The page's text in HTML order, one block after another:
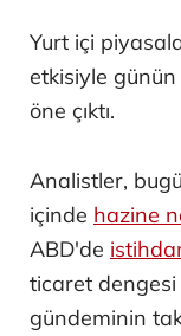
Yurt içi
etkisiyle günün
öne çıktı.
Analistler,
içinde hazine
ABD'de
ticaret
gündeminin